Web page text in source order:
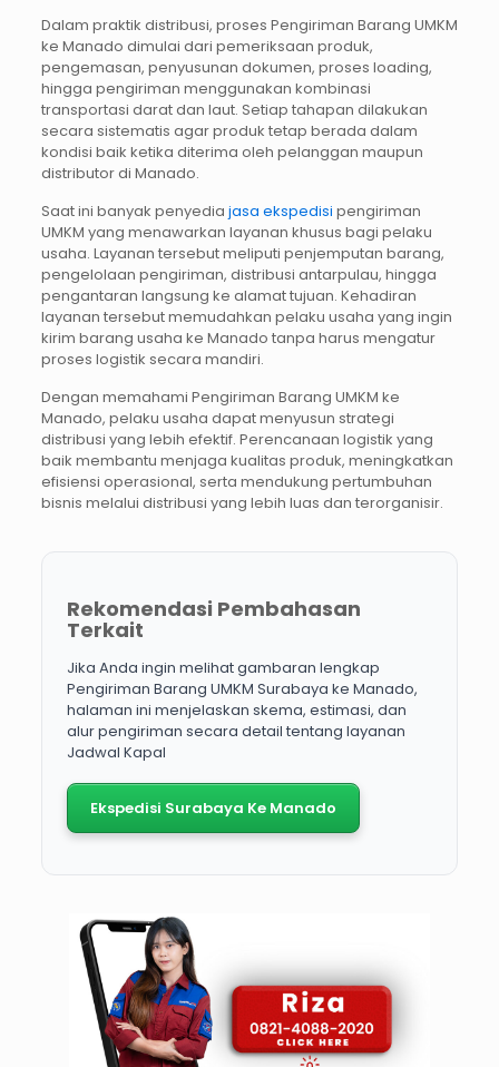
Dalam praktik distribusi, proses Pengiriman Barang UMKM
ke Manado dimulai dari pemeriksaan produk,
pengemasan, penyusunan dokumen, proses loading,
hingga pengiriman menggunakan kombinasi
transportasi darat dan laut. Setiap tahapan dilakukan
secara sistematis agar produk tetap berada dalam
kondisi baik ketika diterima oleh pelanggan maupun
distributor di Manado.
Saat ini banyak penyedia jasa ekspedisi pengiriman
UMKM yang menawarkan layanan khusus bagi pelaku
usaha. Layanan tersebut meliputi penjemputan barang,
pengelolaan pengiriman, distribusi antarpulau, hingga
pengantaran langsung ke alamat tujuan. Kehadiran
layanan tersebut memudahkan pelaku usaha yang ingin
kirim barang usaha ke Manado tanpa harus mengatur
proses logistik secara mandiri.
Dengan memahami Pengiriman Barang UMKM ke
Manado, pelaku usaha dapat menyusun strategi
distribusi yang lebih efektif. Perencanaan logistik yang
baik membantu menjaga kualitas produk, meningkatkan
efisiensi operasional, serta mendukung pertumbuhan
bisnis melalui distribusi yang lebih luas dan terorganisir.
Rekomendasi Pembahasan
Terkait
Jika Anda ingin melihat gambaran lengkap
Pengiriman Barang UMKM Surabaya ke Manado,
halaman ini menjelaskan skema, estimasi, dan
alur pengiriman secara detail tentang layanan
Jadwal Kapal
Ekspedisi Surabaya Ke Manado